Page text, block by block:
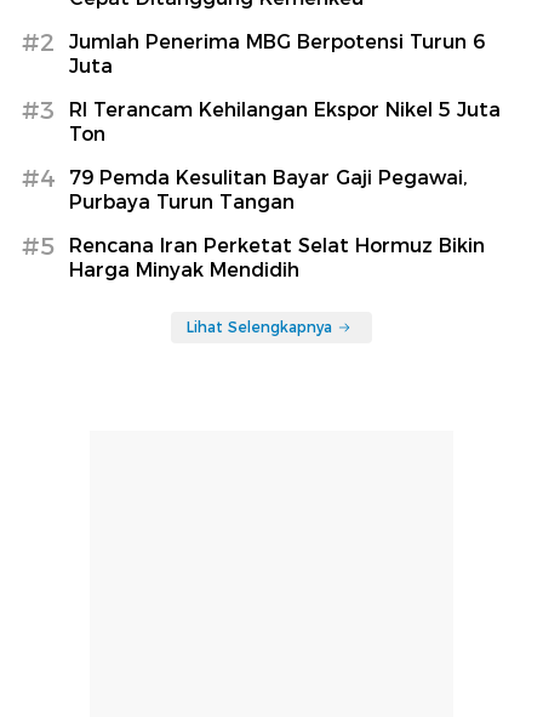
#2
Jumlah Penerima MBG Berpotensi Turun 6
Juta
#3
RI Terancam Kehilangan Ekspor Nikel 5 Juta
Ton
#4
79 Pemda Kesulitan Bayar Gaji Pegawai,
Purbaya Turun Tangan
#5
Rencana Iran Perketat Selat Hormuz Bikin
Harga Minyak Mendidih
Lihat Selengkapnya